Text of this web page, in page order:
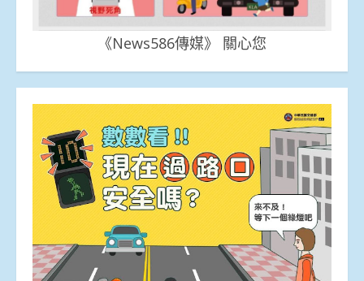
《News586傳媒》 關心您